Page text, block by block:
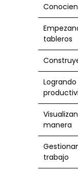
tableros
manera
trabajo